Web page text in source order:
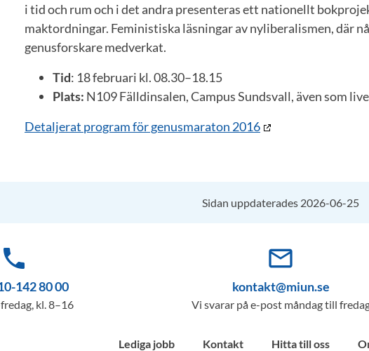
i tid och rumoch i det andra presenteras ett nationellt
maktordningar. Feministiska läsningar av nyliberalismen,där
genusforskare medverkat.
Tid: 18 februari kl. 08.30–18.15
Plats: N109 Fälldinsalen, Campus Sundsvall, även som
Detaljerat program för genusmaraton 2016
Sidan uppdaterades 2026-06-25
phone
142 80 00
kl. 8–16
mail_outline
kontakt@miun.se
Vi svarar på e-post måndag till
Lediga jobb Kontakt Hitta till oss